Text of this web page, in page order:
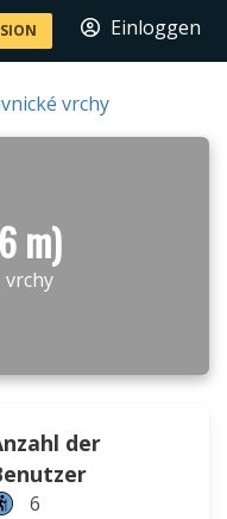
Einloggen
vrchy
m)
der
6